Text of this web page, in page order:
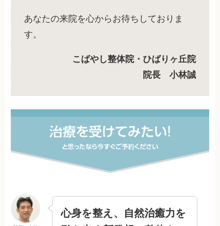
あなたの来院を心からお待ちしておりま
す。
こばやし整体院・ひばりヶ丘院
院長 小林誠
心身を整え、自然治癒力を